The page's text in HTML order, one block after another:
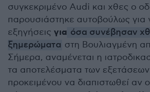
συγκεκριμένο Audi και χθες ο
παρουσιάστηκε αυτοβούλως για
εξηγήσεις για όσα συνέβησαν
ξημερώματα στη Βουλιαγμένη
Σήμερα, αναμένεται η
τα αποτελέσματα των
προκειμένου να διαπιστωθεί αν